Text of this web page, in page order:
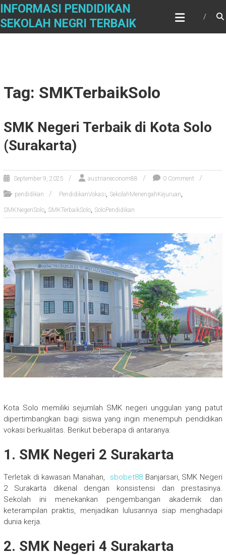
Skip
content
INFORMASI PENDIDIKAN
SEKOLAH NEGRI TERBAIK
Tag: SMKTerbaikSolo
SMK Negeri Terbaik di Kota Solo
(Surakarta)
September 9, 2025 austrianeconom88 0 Comment
pendidikan PendidikanVokasi, SekolahMenengahKejuruan,
SMKNegeriSolo, SMKTerbaikSolo, SoloPendidikan
Kota Solo memiliki sejumlah SMK negeri unggulan yang patut
dipertimbangkan bagi siswa yang ingin menempuh pendidikan
vokasi berkualitas. Berikut beberapa di antaranya:
1. SMK Negeri 2 Surakarta
Terletak di kawasan Manahan, sbobet88Banjarsari, SMK Negeri
2 Surakarta dikenal dengan konsistensi dan prestasinya.
Sekolah ini menekankan pengembangan akademik dan
keterampilan praktis, menjadikan lulusannya siap menghadapi
dunia kerja.
2. SMK Negeri 4 Surakarta